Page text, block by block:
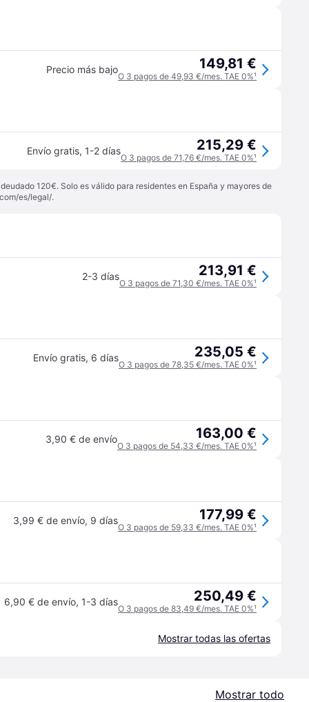
Precio más bajo 149,81 €
O 3 pagos de 49,93 €/mes. TAE 0%¹
Envío gratis, 1-2 días 215,29 €
O 3 pagos de 71,76 €/mes. TAE 0%¹
120€. Solo es válido para residentes en España y mayores de
es/legal/.
2-3 días 213,91 €
O 3 pagos de 71,30 €/mes. TAE 0%¹
Envío gratis, 6 días 235,05 €
O 3 pagos de 78,35 €/mes. TAE 0%¹
3,90 € de envío 163,00 €
O 3 pagos de 54,33 €/mes. TAE 0%¹
3,99 € de envío, 9 días 177,99 €
O 3 pagos de 59,33 €/mes. TAE 0%¹
6,90 € de envío, 1-3 días 250,49 €
O 3 pagos de 83,49 €/mes. TAE 0%¹
Mostrar todas las ofertas
Mostrar todo